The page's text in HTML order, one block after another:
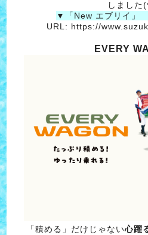
しました
▼「New エブリイ」
URL: https://
EVERY
「積める」だけじゃない心躍